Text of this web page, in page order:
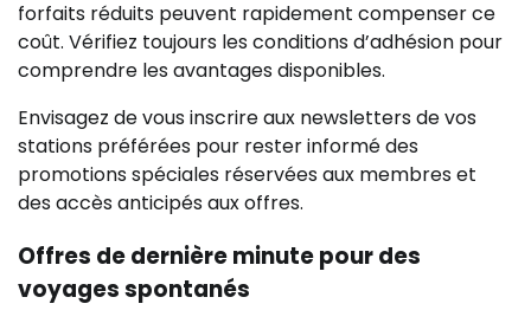
forfaits réduits peuvent rapidement compenser ce
coût. Vérifiez toujours les conditions d’adhésion pour
comprendre les avantages disponibles.
Envisagez de vous inscrire aux newsletters de vos
stations préférées pour rester informé des
promotions spéciales réservées aux membres et
des accès anticipés aux offres.
Offres de dernière minute pour des
voyages spontanés